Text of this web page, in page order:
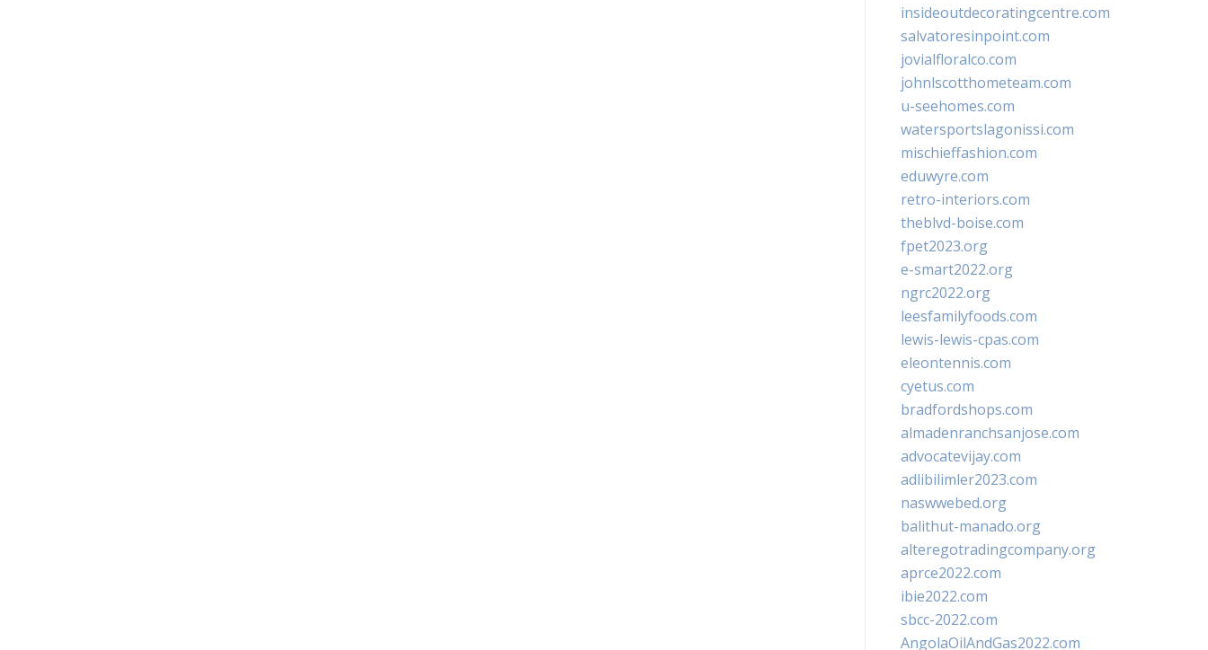
insideoutdecoratingcentre.com
salvatoresinpoint.com
jovialfloralco.com
johnlscotthometeam.com
u-seehomes.com
watersportslagonissi.com
mischieffashion.com
eduwyre.com
retro-interiors.com
theblvd-boise.com
fpet2023.org
e-smart2022.org
ngrc2022.org
leesfamilyfoods.com
lewis-lewis-cpas.com
eleontennis.com
cyetus.com
bradfordshops.com
almadenranchsanjose.com
advocatevijay.com
adlibilimler2023.com
naswwebed.org
balithut-manado.org
alteregotradingcompany.org
aprce2022.com
ibie2022.com
sbcc-2022.com
AngolaOilAndGas2022.com